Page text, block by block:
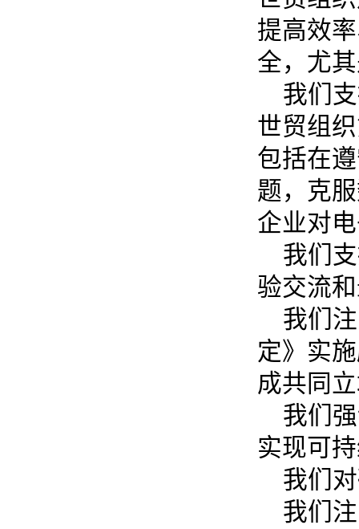
提高效
全，尤
我们
世贸组
包括在
题，克
企业对
我们
验交流
我们
定》实
成共同
我们
实现可
我们
我们